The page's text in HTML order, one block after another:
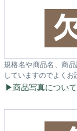
規格名や商品名、商
していますのでよくお
商品写真につい